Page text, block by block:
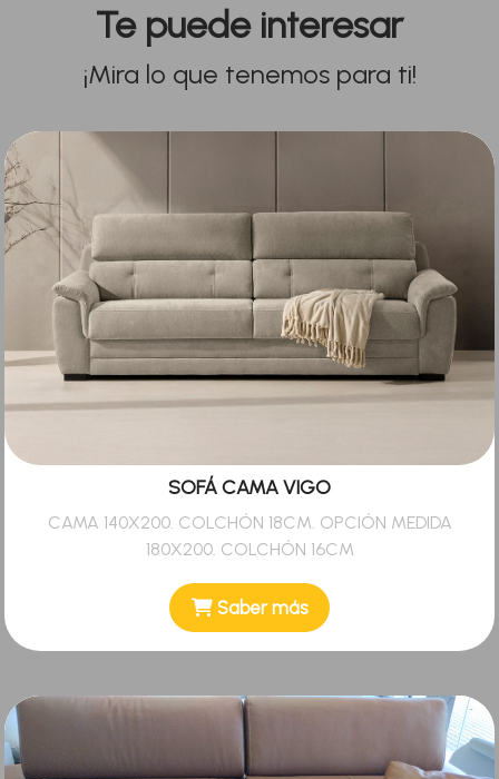
Te puede interesar
¡Mira lo que tenemos para ti!
SOFÁ CAMA VIGO
CAMA 140X200. COLCHÓN 18CM. OPCIÓN MEDIDA
180X200. COLCHÓN 16CM
Saber más